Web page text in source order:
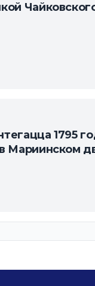
1795
Мариинском